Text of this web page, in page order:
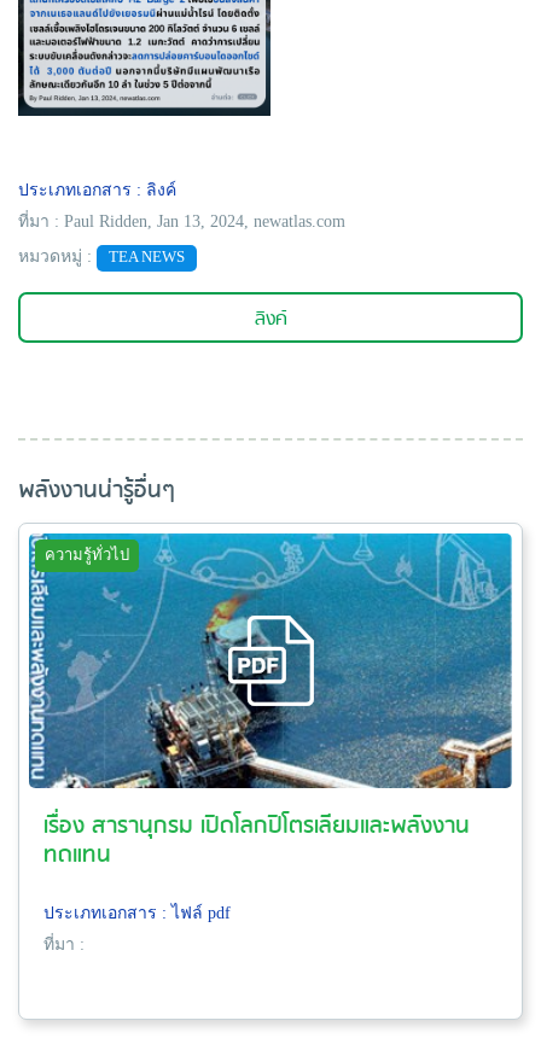
ประเภทเอกสาร : ลิงค์
ที่มา : Paul Ridden, Jan 13, 2024, newatlas.com
หมวดหมู่ :
TEA NEWS
ลิงค์
พลังงานน่ารู้อื่นๆ
ความรู้ทั่วไป
เรื่อง สารานุกรม เปิดโลกปิโตรเลียมและพลังงาน
ทดแทน
ประเภทเอกสาร : ไฟล์ pdf
ที่มา :